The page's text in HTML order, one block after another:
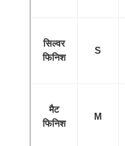
सिल्वर
फिनिश
S
मैट
फिनिश
M